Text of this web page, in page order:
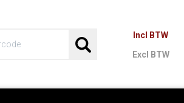
Incl BTW
Excl BTW